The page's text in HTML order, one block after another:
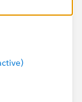
算は他の独
与えません
います。